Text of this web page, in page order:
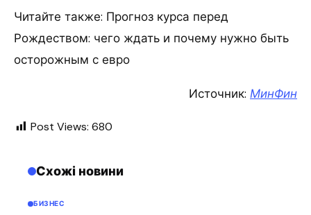
Читайте также: Прогноз курса перед
Рождеством: чего ждать и почему нужно быть
осторожным с евро
Источник: МинФин
Post Views: 680
Схожі новини
БИЗНЕС